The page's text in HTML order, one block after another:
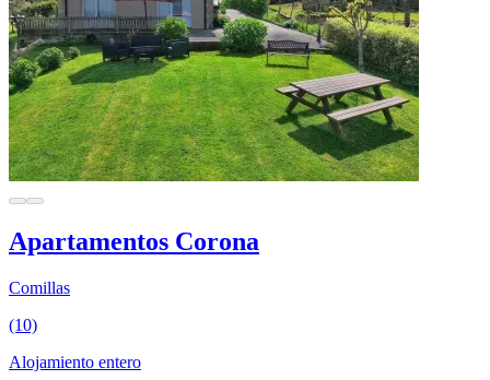
Apartamentos Corona
Comillas
(10)
Alojamiento entero